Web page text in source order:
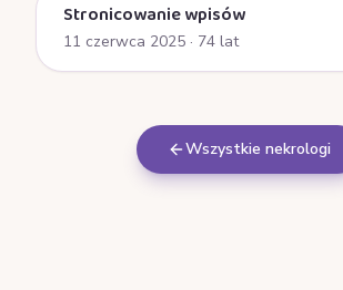
Stronicowanie wpisów
11 czerwca 2025 · 74 lat
Wszystkie nekrologi